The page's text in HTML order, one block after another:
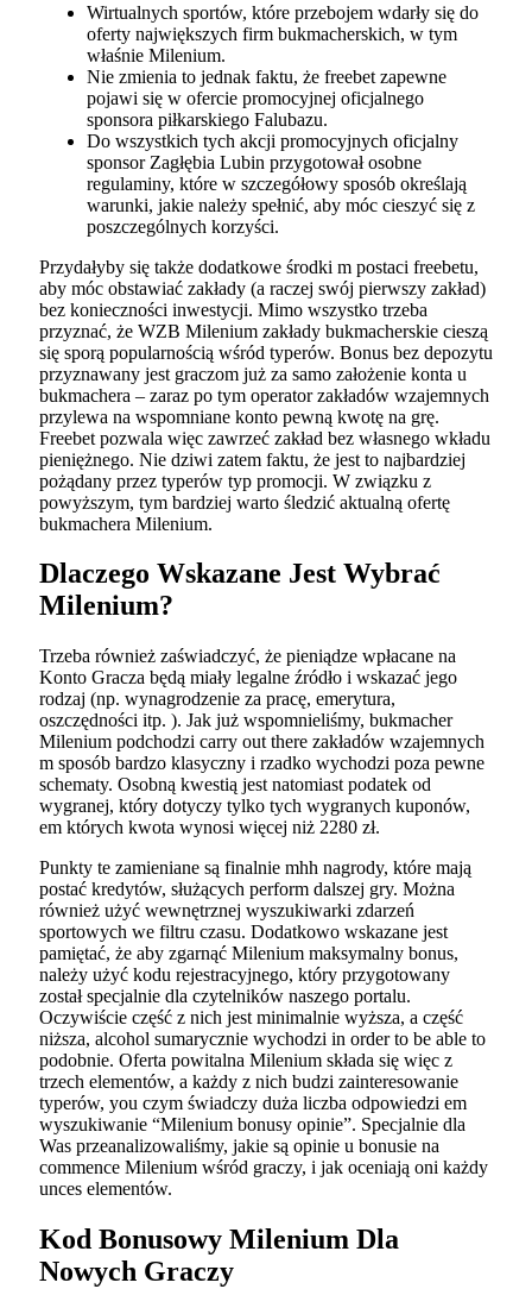
Wirtualnych sportów, które przebojem wdarły się do
oferty największych firm bukmacherskich, w tym
właśnie Milenium.
Nie zmienia to jednak faktu, że freebet zapewne
pojawi się w ofercie promocyjnej oficjalnego
sponsora piłkarskiego Falubazu.
Do wszystkich tych akcji promocyjnych oficjalny
sponsor Zagłębia Lubin przygotował osobne
regulaminy, które w szczegółowy sposób określają
warunki, jakie należy spełnić, aby móc cieszyć się z
poszczególnych korzyści.
Przydałyby się także dodatkowe środki m postaci freebetu,
aby móc obstawiać zakłady (a raczej swój pierwszy zakład)
bez konieczności inwestycji. Mimo wszystko trzeba
przyznać, że WZB Milenium zakłady bukmacherskie cieszą
się sporą popularnością wśród typerów. Bonus bez depozytu
przyznawany jest graczom już za samo założenie konta u
bukmachera – zaraz po tym operator zakładów wzajemnych
przylewa na wspomniane konto pewną kwotę na grę.
Freebet pozwala więc zawrzeć zakład bez własnego wkładu
pieniężnego. Nie dziwi zatem faktu, że jest to najbardziej
pożądany przez typerów typ promocji. W związku z
powyższym, tym bardziej warto śledzić aktualną ofertę
bukmachera Milenium.
Dlaczego Wskazane Jest Wybrać
Milenium?
Trzeba również zaświadczyć, że pieniądze wpłacane na
Konto Gracza będą miały legalne źródło i wskazać jego
rodzaj (np. wynagrodzenie za pracę, emerytura,
oszczędności itp. ). Jak już wspomnieliśmy, bukmacher
Milenium podchodzi carry out there zakładów wzajemnych
m sposób bardzo klasyczny i rzadko wychodzi poza pewne
schematy. Osobną kwestią jest natomiast podatek od
wygranej, który dotyczy tylko tych wygranych kuponów,
em których kwota wynosi więcej niż 2280 zł.
Punkty te zamieniane są finalnie mhh nagrody, które mają
postać kredytów, służących perform dalszej gry. Można
również użyć wewnętrznej wyszukiwarki zdarzeń
sportowych we filtru czasu. Dodatkowo wskazane jest
pamiętać, że aby zgarnąć Milenium maksymalny bonus,
należy użyć kodu rejestracyjnego, który przygotowany
został specjalnie dla czytelników naszego portalu.
Oczywiście część z nich jest minimalnie wyższa, a część
niższa, alcohol sumarycznie wychodzi in order to be able to
podobnie. Oferta powitalna Milenium składa się więc z
trzech elementów, a każdy z nich budzi zainteresowanie
typerów, you czym świadczy duża liczba odpowiedzi em
wyszukiwanie “Milenium bonusy opinie”. Specjalnie dla
Was przeanalizowaliśmy, jakie są opinie u bonusie na
commence Milenium wśród graczy, i jak oceniają oni każdy
unces elementów.
Kod Bonusowy Milenium Dla
Nowych Graczy